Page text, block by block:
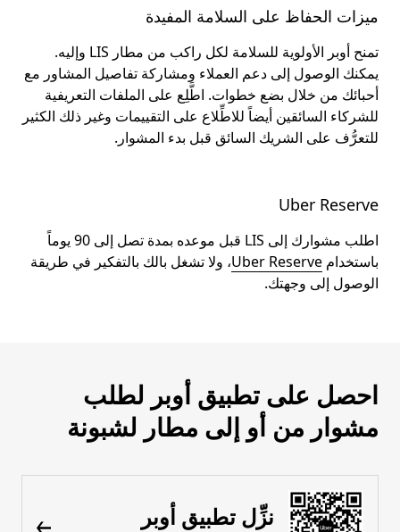
ميزات الحفاظ على السلامة المفيدة
تمنح أوبر الأولوية للسلامة لكل راكب من مطار LIS وإليه.
يمكنك الوصول إلى دعم العملاء ومشاركة تفاصيل المشاور مع
أحبائك من خلال بضع خطوات. اطَّلِع على الملفات التعريفية
للشركاء السائقين أيضاً للاطِّلاع على التقييمات وغير ذلك الكثير
للتعرُّف على الشريك السائق قبل بدء المشوار.
Uber Reserve
اطلب مشوارك إلى LIS قبل موعده بمدة تصل إلى 90 يوماً
باستخدام Uber Reserve، ولا تشغل بالك بالتفكير في طريقة
الوصول إلى وجهتك.
احصل على تطبيق أوبر لطلب
مشوار من أو إلى مطار لشبونة
نزِّل تطبيق أوبر